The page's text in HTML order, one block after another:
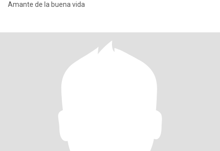
Amante de la buena vida